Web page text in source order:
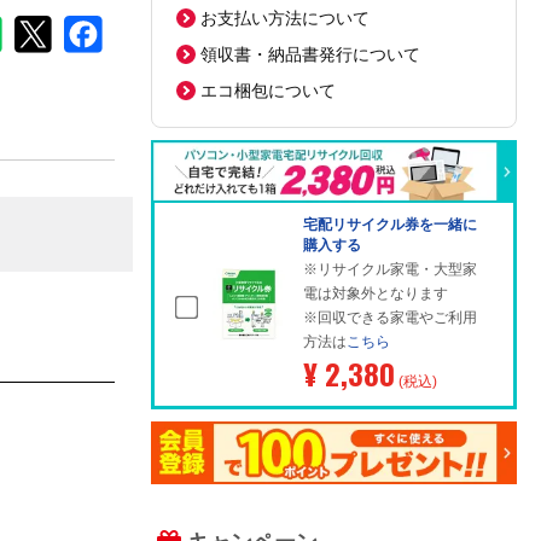
お支払い方法について
領収書・納品書発行について
エコ梱包について
宅配リサイクル券を一緒に
購入する
※リサイクル家電・大型家
電は対象外となります
※回収できる家電やご利用
方法はこちら
¥ 2,380 (税込)